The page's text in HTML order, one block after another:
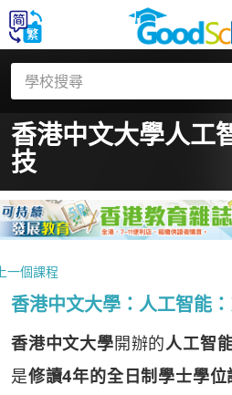
香港中文大學人工
技
一個課程
香港中文大學：人工智能
香港中文大學開辦的人工智
是修讀4年的全日制學士學位